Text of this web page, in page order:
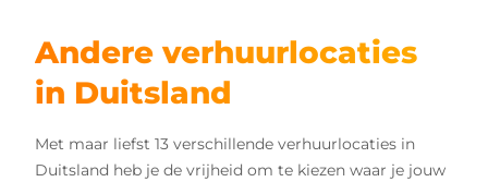
Andere verhuurlocaties
in Duitsland
Met maar liefst 13 verschillende verhuurlocaties in
Duitsland heb je de vrijheid om te kiezen waar je jouw